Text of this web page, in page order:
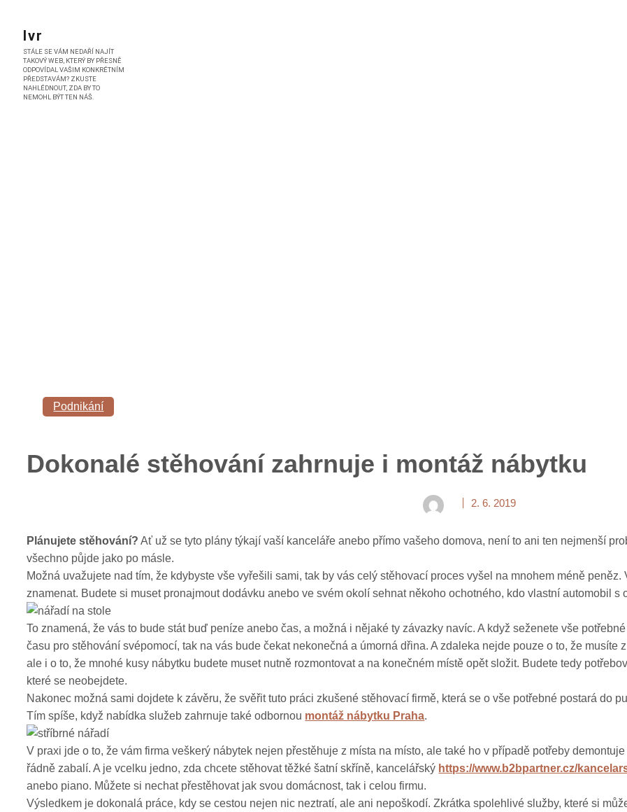
contentIvr
STÁLE SE VÁM NEDAŘÍ NAJÍT
TAKOVÝ WEB, KTERÝ BY PŘESNĚ
ODPOVÍDAL VAŠIM KONKRÉTNÍM
PŘEDSTAVÁM? ZKUSTE
NAHLÉDNOUT, ZDA BY TO
NEMOHL BÝT TEN NÁŠ.
Podnikání
Dokonalé stěhování zahrnuje i montáž nábytku
2. 6. 2019
Plánujete stěhování? Ať už se tyto plány týkají vaší kanceláře anebo přímo vašeho domova, není to ani ten nejmenší
všechno půjde jako po másle.
Možná uvažujete nad tím, že kdybyste vše vyřešili sami, tak by vás celý stěhovací proces vyšel na mnohem méně
znamenat. Budete si muset pronajmout dodávku anebo ve svém okolí sehnat někoho ochotného, kdo vlastní automobil s
To znamená, že vás to bude stát buď peníze anebo čas, a možná i nějaké ty závazky navíc. A když seženete vše
času pro stěhování svépomocí, tak na vás bude čekat nekonečná a úmorná dřina. A zdaleka nejde pouze o to, že musíte
ale i o to, že mnohé kusy nábytku budete muset nutně rozmontovat a na konečném místě opět složit. Budete tedy
které se neobejdete.
Nakonec možná sami dojdete k závěru, že svěřit tuto práci zkušené stěhovací firmě, která se o vše potřebné postará do
Tím spíše, když nabídka služeb zahrnuje také odbornou montáž nábytku Praha.
V praxi jde o to, že vám firma veškerý nábytek nejen přestěhuje z místa na místo, ale také ho v případě potřeby
řádně zabalí. A je vcelku jedno, zda chcete stěhovat těžké šatní skříně, kancelářský https://www.b2bpartner.cz/
anebo piano. Můžete si nechat přestěhovat jak svou domácnost, tak i celou firmu.
Výsledkem je dokonalá práce, kdy se cestou nejen nic neztratí, ale ani nepoškodí. Zkrátka spolehlivé služby, které si